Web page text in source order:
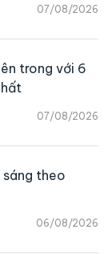
07/08/2026
07/08/2026
trong với 6
06/08/2026
sáng theo